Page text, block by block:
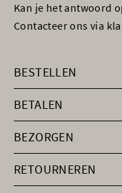
Kan je het antwoord
Contacteer ons via
BESTELLEN
BETALEN
BEZORGEN
RETOURNEREN